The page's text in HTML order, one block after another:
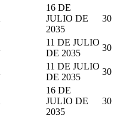
16 DE
JULIO DE
2035
30
11 DE JULIO
DE 2035
30
11 DE JULIO
DE 2035
30
16 DE
JULIO DE
2035
30